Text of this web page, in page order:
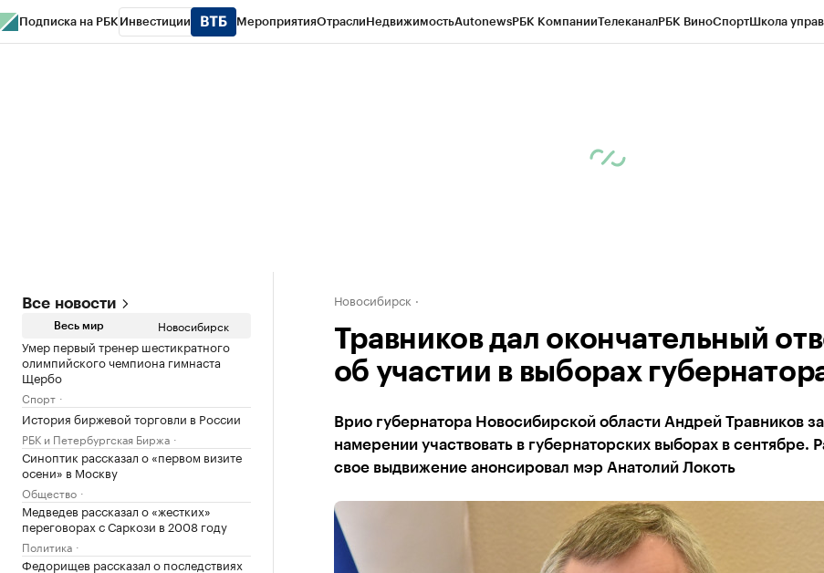
Подписка на РБК Инвестиции МероприятияОтраслиНедвижимостьAutonewsРБК КомпанииТелеканалРБК ВиноСпортШкола
Все новости
Весь мир Новосибирск
Умер первый тренер шестикратного
олимпийского чемпиона гимнаста
Щербо
Спорт
История биржевой торговли в России
РБК и Петербургская Биржа
Синоптик рассказал о «первом визите
осени» в Москву
Общество
Медведев рассказал о «жестких»
переговорах с Саркози в 2008 году
Политика
Федорищев рассказал о последствиях
Новосибирск
Травников дал окончательный
об участии в выборах
Врио губернатора Новосибирской области Андрей Травников
намерении участвовать в губернаторских выборах в сентябре.
свое выдвижение анонсировал мэр Анатолий Локоть